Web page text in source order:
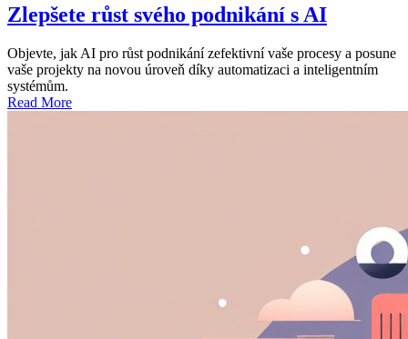
Zlepšete růst svého podnikání s AI
Objevte, jak AI pro růst podnikání zefektivní vaše procesy a posune
vaše projekty na novou úroveň díky automatizaci a inteligentním
systémům.
Read More